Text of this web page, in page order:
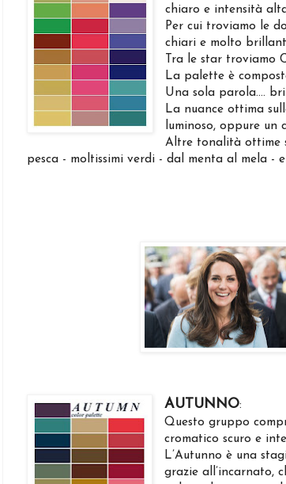
chiaro e intensità
Per cui troviamo le
chiari e molto
Tra le star troviamo
La palette è
Una sola parola....
La nuance ottima
luminoso, oppure un
Altre tonalità ottime
pesca - moltissimi verdi - dal menta al mela -
AUTUNNO:
Questo gruppo
cromatico scuro e
L’Autunno è una
grazie all’incarnato,